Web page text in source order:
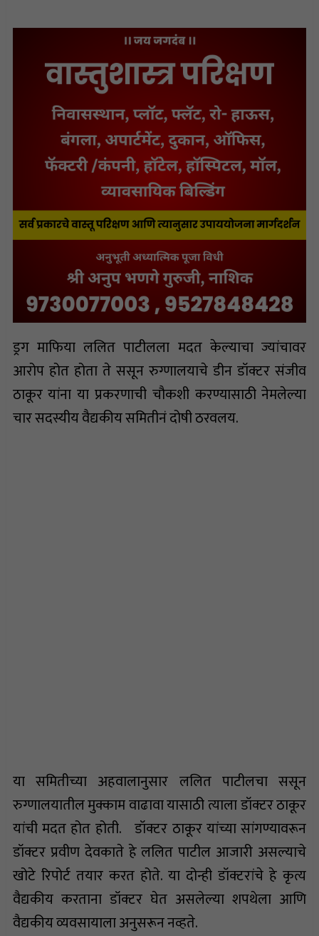
ड्रग माफिया ललित पाटीलला मदत केल्याचा ज्यांचावर
आरोप होत होता ते ससून रुग्णालयाचे डीन डॉक्टर संजीव
ठाकूर यांना या प्रकरणाची चौकशी करण्यासाठी नेमलेल्या
चार सदस्यीय वैद्यकीय समितीनं दोषी ठरवलय.
या समितीच्या अहवालानुसार ललित पाटीलचा ससून
रुग्णालयातील मुक्काम वाढावा यासाठी त्याला डॉक्टर ठाकूर
यांची मदत होत होती. डॉक्टर ठाकूर यांच्या सांगण्यावरून
डॉक्टर प्रवीण देवकाते हे ललित पाटील आजारी असल्याचे
खोटे रिपोर्ट तयार करत होते. या दोन्ही डॉक्टरांचे हे कृत्य
वैद्यकीय करताना डॉक्टर घेत असलेल्या शपथेला आणि
वैद्यकीय व्यवसायाला अनुसरून नव्हते.